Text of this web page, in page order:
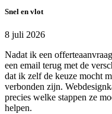
Snel en vlot
8 juli 2026
Nadat ik een
een email terug met de
dat ik zelf de keuze mocht
verbonden zijn.
precies welke stappen ze
helpen.